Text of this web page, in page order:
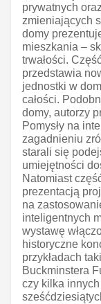
prywatnych
zmieniających
domy
mieszkania –
trwałości.
przedstawia
jednostki w
całości.
domy, autorzy
Pomysły na
zagadnieniu
starali się
umiejętności
Natomiast
prezentacją
na
inteligentnych
wystawę
historyczne
przykładach
Buckminstera
czy kilka